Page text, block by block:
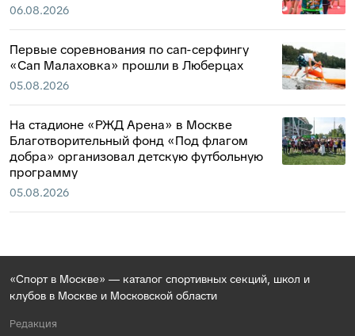
06.08.2026
Первые соревнования по сап-серфингу
«Сап Малаховка» прошли в Люберцах
05.08.2026
На стадионе «РЖД Арена» в Москве
Благотворительный фонд «Под флагом
добра» организовал детскую футбольную
программу
05.08.2026
«Спорт в Москве» — каталог спортивных секций, школ и
клубов в Москве и Московской области
Редакция